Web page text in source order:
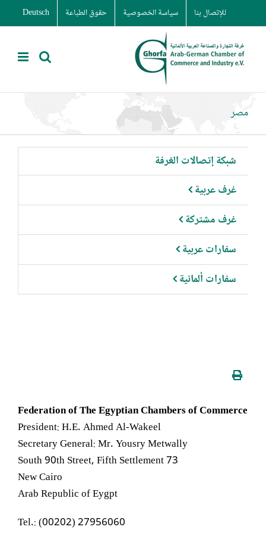
to
content
للإتصال بنا سياسة الخصوصية حقوق الطباعة Deutsch
مصر
Federation of The Egyptian Chambers of Commerce
President: H.E. Ahmed Al-Wakeel
Secretary General: Mr. Yousry Metwally
73 South 90th Street, Fifth Settlement
New Cairo
Arab Republic of Eygpt
Tel.: (00202) 27956060
شبكة إتصالات الغرفة
غرف عربية
غرف مشتركة
سفارات عربية
سفارات ألمانية